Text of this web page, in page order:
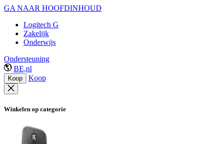
GA NAAR HOOFDINHOUD
Logitech G
Zakelijk
Onderwijs
Ondersteuning
BE,nl
Koop Koop
Winkelen op categorie